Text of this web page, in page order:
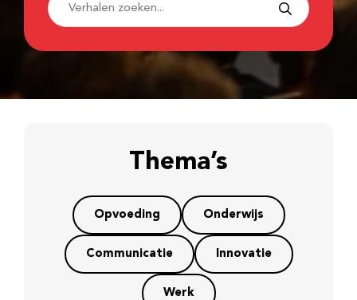
Thema’s
Opvoeding Onderwijs
Communicatie Innovatie
Werk